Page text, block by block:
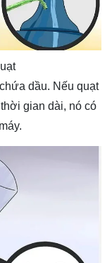
dầu. Nếu quạt
gian dài, nó có